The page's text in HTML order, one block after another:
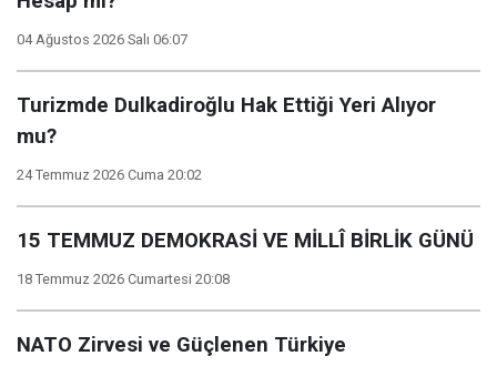
04 Ağustos 2026 Salı 06:07
Turizmde Dulkadiroğlu Hak Ettiği Yeri Alıyor
mu?
24 Temmuz 2026 Cuma 20:02
15 TEMMUZ DEMOKRASİ VE MİLLÎ BİRLİK GÜNÜ
18 Temmuz 2026 Cumartesi 20:08
NATO Zirvesi ve Güçlenen Türkiye